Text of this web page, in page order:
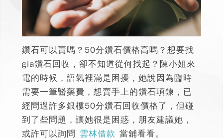
鑽石可以賣嗎？ 50分鑽石價格高嗎？想要找
gia鑽石回收，卻不知道從何找起？ 陳小姐來
電的時候，語氣裡滿是困擾，她說因為臨時
需要一筆醫藥費，想賣手上的鑽石項鍊，已
經問過許多銀樓50分鑽石回收價格了，但碰
到了些問題，讓她很是困惑，朋友建議她，
或許可以詢問 雲林借款 當鋪看看。